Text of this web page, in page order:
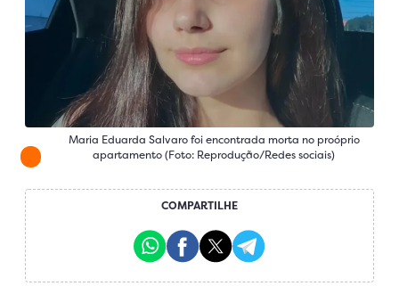
Maria Eduarda Salvaro foi encontrada morta no proóprio
apartamento (Foto: Reprodução/Redes sociais)
COMPARTILHE